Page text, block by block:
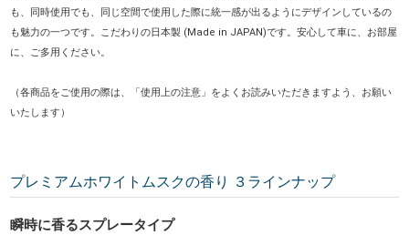
も、同時使用でも、同じ空間で使用した際に統一感が出るようにデザインしているの
も魅力の一つです。こだわりの日本製 (Made in JAPAN)です。安心して車に、お部屋
に、ご多用ください。
（各商品をご使用の際は、「使用上の注意」をよくお読みいただきますよう、お願い
いたします）
プレミアムホワイトムスクの香り ３ラインナップ
瞬時に香るスプレータイプ